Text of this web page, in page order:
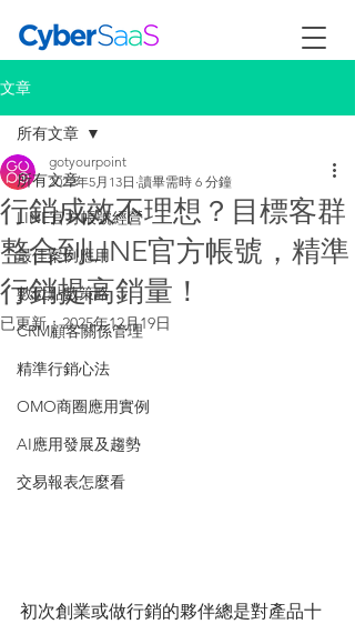
文章
所有文章
LINE官方帳號經營
最佳案例應用
數位點數策略
CRM顧客關係管理
精準行銷心法
OMO商圈應用實例
AI應用發展及趨勢
交易報表怎麼看
所有文章
行銷成效不理想？目標客群
整合到LINE官方帳號，精準
行銷提高銷量！
gotyourpoint
2022年5月13日 讀畢需時 6 分鐘
已更新：2025年12月19日
初次創業或做行銷的夥伴總是對產品十